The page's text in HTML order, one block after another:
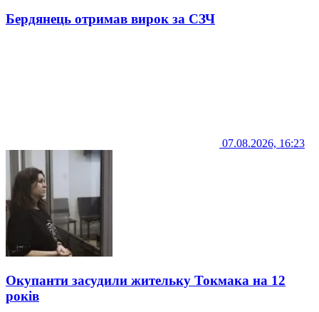
Бердянець отримав вирок за СЗЧ
07.08.2026, 16:23
Окупанти засудили жительку Токмака на 12
років